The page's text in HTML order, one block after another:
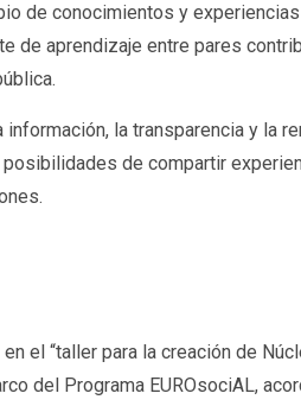
de conocimientos y
de aprendizaje entre pares
la transparencia y la
de compartir
el “taller para la creación de
del Programa EUROsociAL,